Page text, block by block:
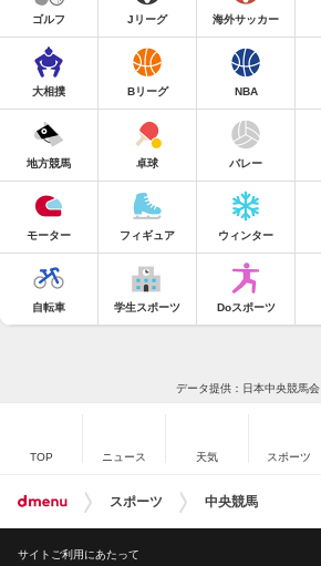
ゴルフ Jリーグ 海外サッカー
大相撲 Bリーグ NBA
地方競馬 卓球 バレー
モーター フィギュア ウィンター
自転車 学生スポーツ Doスポーツ
データ提供：日本中央競馬会
TOP ニュース 天気 スポーツ
スポーツ 中央競馬
サイトご利用にあたって